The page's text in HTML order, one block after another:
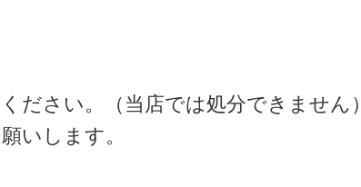
ださい。（当店では処分できません）
いします。